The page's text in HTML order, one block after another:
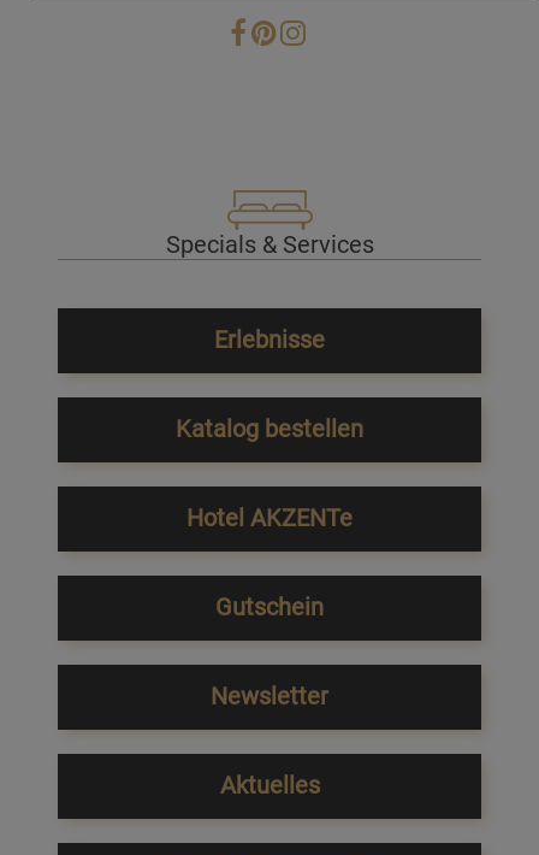
Specials & Services
Erlebnisse
Katalog bestellen
Hotel AKZENTe
Gutschein
Newsletter
Aktuelles